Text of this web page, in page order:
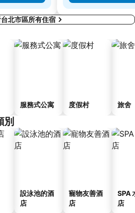
北市區所有住宿
服務式公寓 度假村 旅舍
別
設泳池的酒
店
寵物友善酒
店
SPA
店